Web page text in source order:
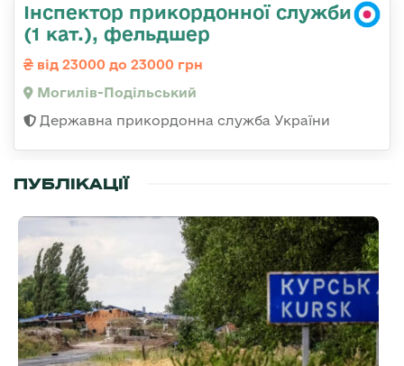
Інспектор прикордонної служби
(1 кат.), фельдшер
від 23000 до 23000 грн
Могилів-Подільський
Державна прикордонна служба України
ПУБЛІКАЦІЇ